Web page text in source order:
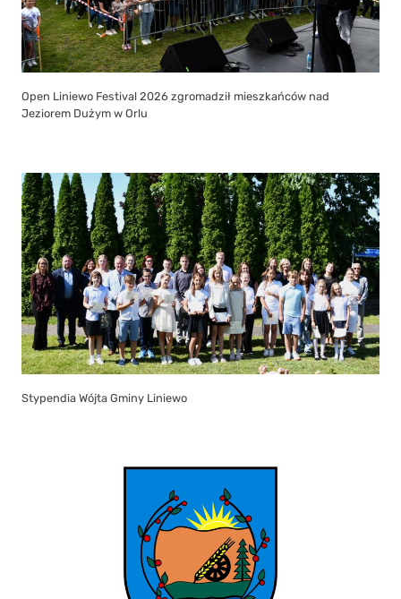
Open Liniewo Festival 2026 zgromadził mieszkańców nad
Jeziorem Dużym w Orlu
Stypendia Wójta Gminy Liniewo